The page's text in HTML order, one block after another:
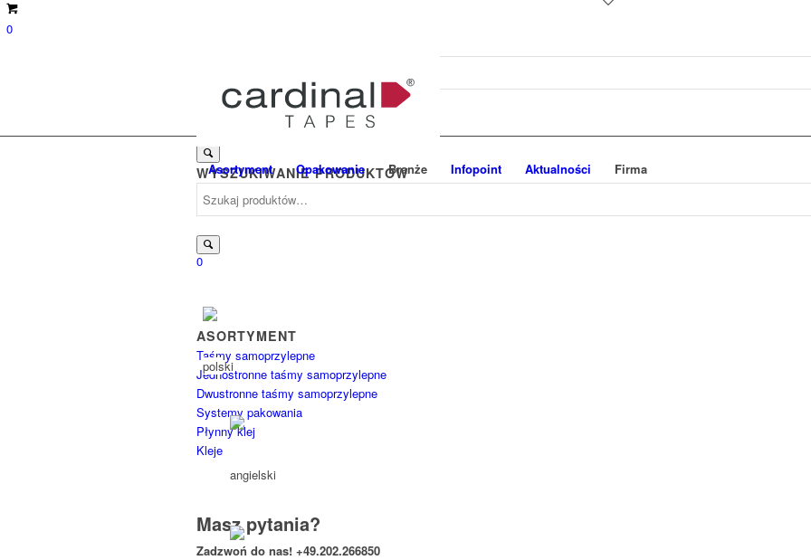
0
Suche
0
Asortyment Opakowanie Branże Infopoint Aktualności Firma
WYSZUKIWANIE PRODUKTÓW
ASORTYMENT
Taśmy samoprzylepne
Jednostronne taśmy samoprzylepne
Dwustronne taśmy samoprzylepne
Systemy pakowania
Płynny klej
Kleje
Masz pytania?
Zadzwoń do nas! +49.202.266850